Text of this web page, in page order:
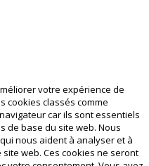
votre expérience de
cookies classés comme
car ils sont essentiels
de base du site web. Nous
nous aident à analyser et à
web. Ces cookies ne seront